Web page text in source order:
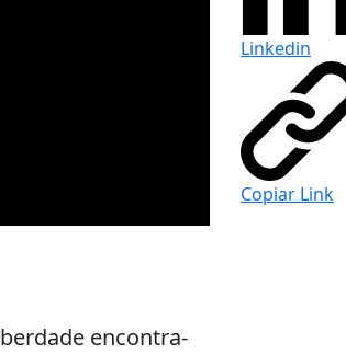
Linkedin
Copiar Link
encontra-